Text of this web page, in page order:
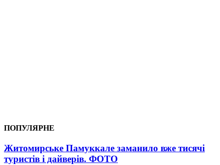
ПОПУЛЯРНЕ
Житомирське Памуккале заманило вже тисячі
туристів і дайверів. ФОТО